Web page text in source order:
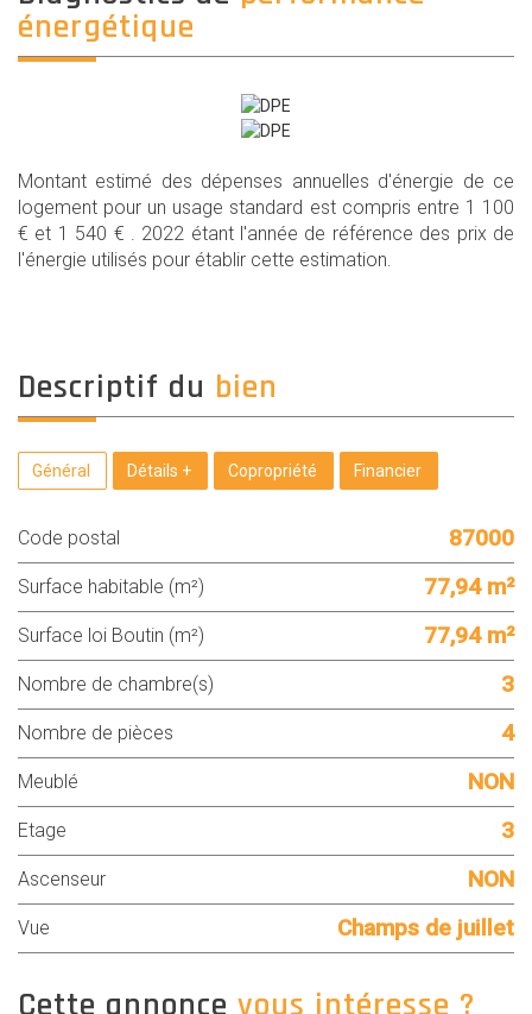
énergétique
Montant estimé des dépenses annuelles d'énergie de ce
logement pour un usage standard est compris entre 1 100
€ et 1 540 € . 2022 étant l'année de référence des prix de
l'énergie utilisés pour établir cette estimation.
descriptif du bien
Général Détails + Copropriété Financier
Code postal 87000
Surface habitable (m²) 77,94 m²
Surface loi Boutin (m²) 77,94 m²
Nombre de chambre(s) 3
Nombre de pièces 4
Meublé NON
Etage 3
Ascenseur NON
Vue Champs de juillet